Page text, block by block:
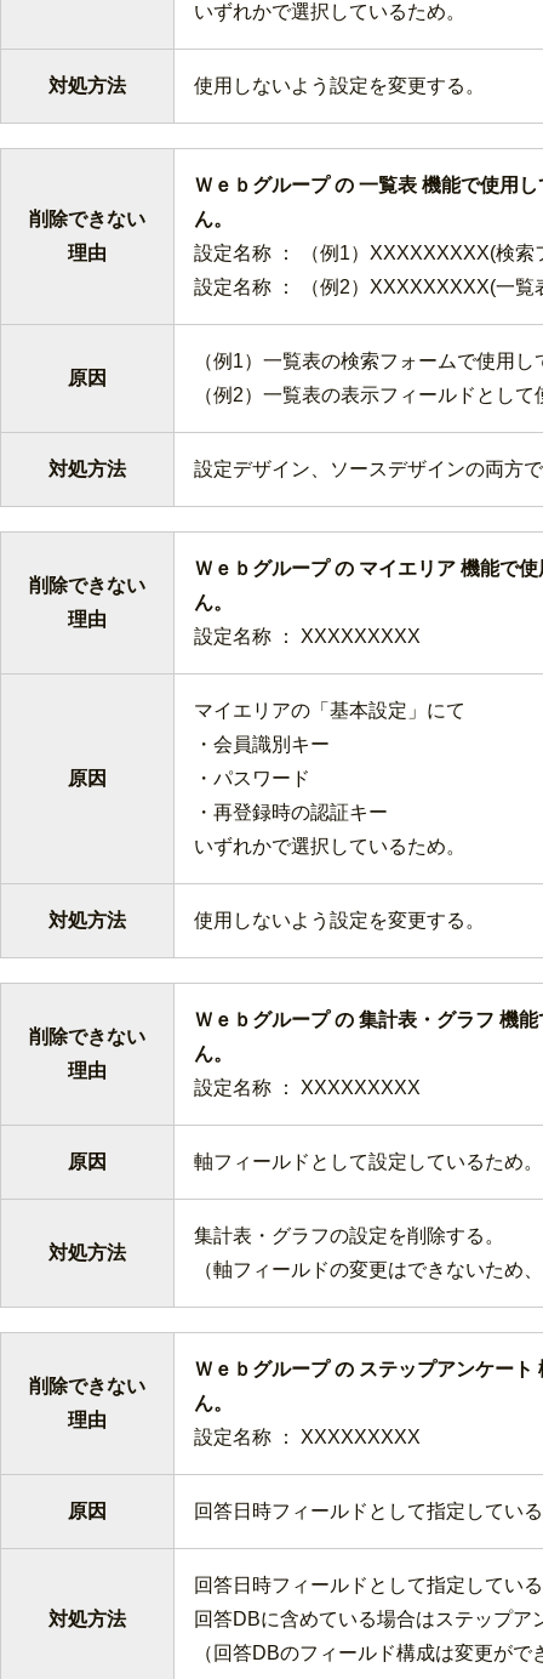
いずれかで選択しているため。
対処方法 使用しないよう設定を変更する。
削除できない
理由
Ｗｅｂグループ の 一覧表 機能で使用
ん
設定名称 ： （例1）XXXXXXXXX(検索
設定名称 ： （例2）XXXXXXXXX(一覧
原因
（例1）一覧表の検索フォームで使用し
（例2）一覧表の表示フィールドとし
対処方法 設定デザイン、ソースデザインの両方
削除できない
理由
Ｗｅｂグループ の マイエリア 機能で
ん
設定名称 ： XXXXXXXXX
原因
マイエリアの「基本設定」にて
・会員識別キー
・パスワード
・再登録時の認証キー
いずれかで選択しているため。
対処方法 使用しないよう設定を変更する。
削除できない
理由
Ｗｅｂグループ の 集計表・グラフ 機
ん
設定名称 ： XXXXXXXXX
原因 軸フィールドとして設定しているため。
対処方法
集計表・グラフの設定を削除する。
（軸フィールドの変更はできないため
削除できない
理由
Ｗｅｂグループ の ステップアンケー
ん
設定名称 ： XXXXXXXXX
原因 回答日時フィールドとして指定してい
対処方法
回答日時フィールドとして指定してい
回答DBに含めている場合はステップア
（回答DBのフィールド構成は変更が